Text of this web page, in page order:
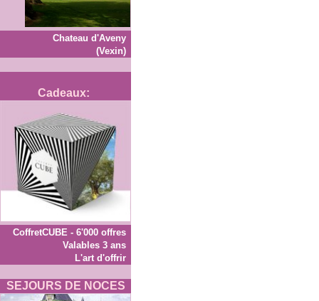
Chateau d'Aveny
(Vexin)
Cadeaux:
CoffretCUBE - 6'000 offres
Valables 3 ans
L'art d'offrir
SEJOURS DE NOCES